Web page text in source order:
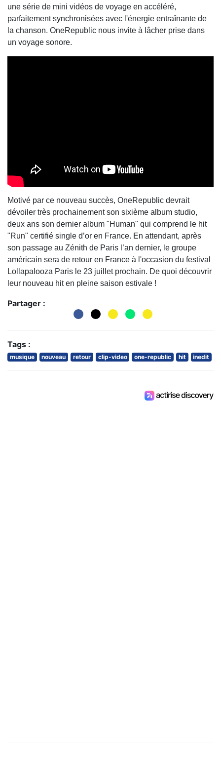
une série de mini vidéos de voyage en accéléré,
parfaitement synchronisées avec l'énergie entraînante de
la chanson. OneRepublic nous invite à lâcher prise dans
un voyage sonore.
Motivé par ce nouveau succès, OneRepublic devrait
dévoiler très prochainement son sixième album studio,
deux ans son dernier album "Human" qui comprend le hit
"Run" certifié single d’or en France. En attendant, après
son passage au Zénith de Paris l’an dernier, le groupe
américain sera de retour en France à l'occasion du festival
Lollapalooza Paris le 23 juillet prochain. De quoi découvrir
leur nouveau hit en pleine saison estivale !
Partager :
Tags :
musique nouveau retour clip-video one-republic hit inedit